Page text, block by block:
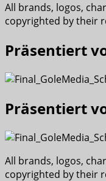
All brands, logos,
copyrighted by their
Präsentiert
Präsentiert
All brands, logos,
copyrighted by their